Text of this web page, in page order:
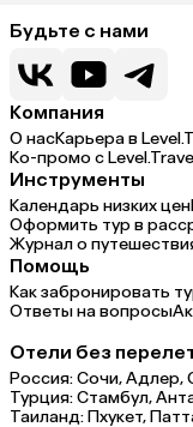
Будьте с нами
Компания
О насКарьера в
Ко-промо с
Инструменты
Календарь низких цен
Оформить тур в
Журнал о
Помощь
Как забронировать
Ответы на вопросы
Отели без
Россия:Сочи,Адлер,
Турция:Стамбул,
Таиланд:Пхукет,